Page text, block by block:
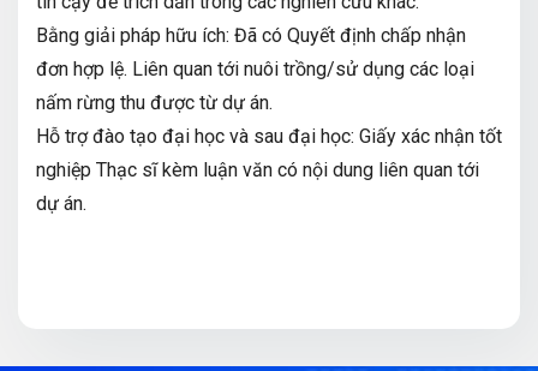
Bằng giải pháp hữu ích: Đã có Quyết định chấp nhận
đơn hợp lệ. Liên quan tới nuôi trồng/sử dụng các loại
nấm rừng thu được từ dự án.
Hỗ trợ đào tạo đại học và sau đại học: Giấy xác nhận tốt
nghiệp Thạc sĩ kèm luận văn có nội dung liên quan tới
dự án.